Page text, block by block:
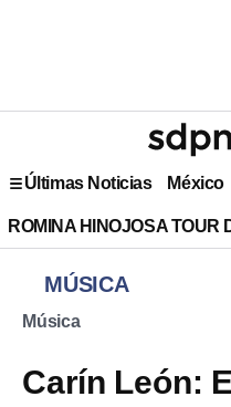
Últimas Noticias México
ROMINA HINOJOSA TOUR
MÚSICA
Música
Carín León: